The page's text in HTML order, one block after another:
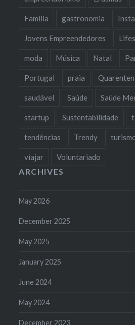
Familia gastronomia
Jovens Empreendedores
moda Música Natal
Portugal praia
saudável Saúde Saúde
startup Sustentabilidade
tendências Trendy
viajar Voluntariado
ARCHIVES
May 2026
December 2025
May 2025
January 2025
June 2024
May 2024
December 2023